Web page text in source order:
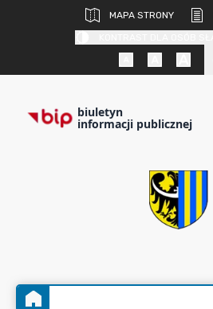
MAPA STRONY
biuletyn
informacji publicznej